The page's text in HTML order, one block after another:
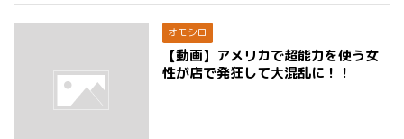
オモシロ
【動画】アメリカで超能力を使う女
性が店で発狂して大混乱に！！